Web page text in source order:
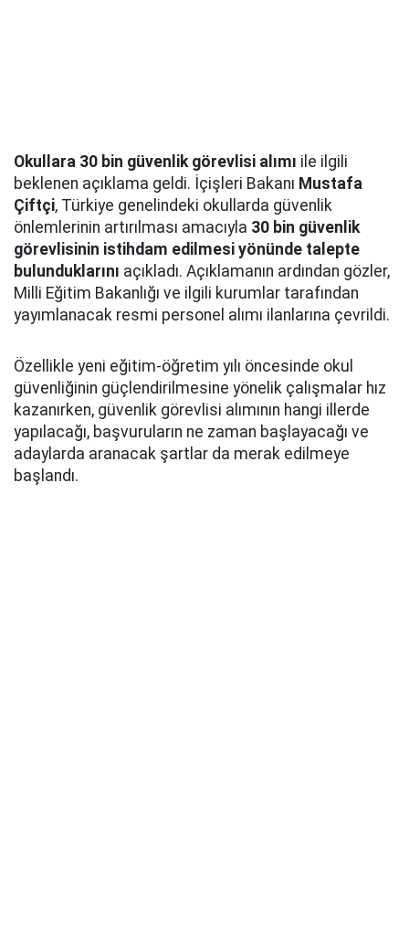
Okullara 30 bin güvenlik görevlisi alımı ile ilgili
beklenen açıklama geldi. İçişleri Bakanı Mustafa
Çiftçi, Türkiye genelindeki okullarda güvenlik
önlemlerinin artırılması amacıyla 30 bin güvenlik
görevlisinin istihdam edilmesi yönünde talepte
bulunduklarını açıkladı. Açıklamanın ardından gözler,
Milli Eğitim Bakanlığı ve ilgili kurumlar tarafından
yayımlanacak resmi personel alımı ilanlarına çevrildi.
Özellikle yeni eğitim-öğretim yılı öncesinde okul
güvenliğinin güçlendirilmesine yönelik çalışmalar hız
kazanırken, güvenlik görevlisi alımının hangi illerde
yapılacağı, başvuruların ne zaman başlayacağı ve
adaylarda aranacak şartlar da merak edilmeye
başlandı.